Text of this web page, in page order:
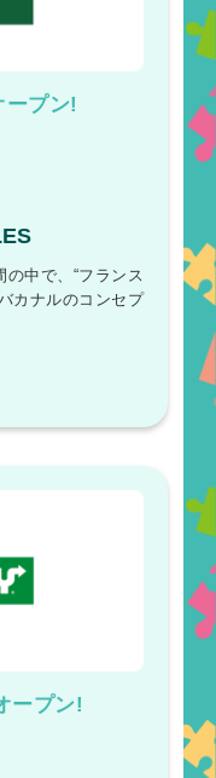
ープン!
中で、“フランス
カナルのコンセプ
ープン!